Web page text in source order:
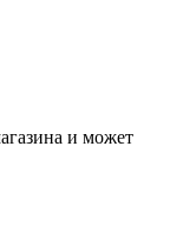
и может